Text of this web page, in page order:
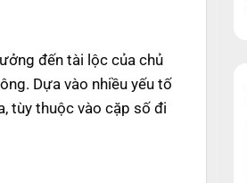
đến tài lộc của chủ
Dựa vào nhiều yếu tố
tùy thuộc vào cặp số đi